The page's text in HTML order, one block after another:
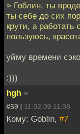
> Гоблин, ты
ты себе до сих
крути, а
пользуюсь,
уйму времени
:)))
hgh »
#59 | 11.02.09 11:08
Кому: Goblin, #7